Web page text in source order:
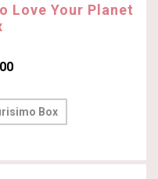
Love Your Planet
Box